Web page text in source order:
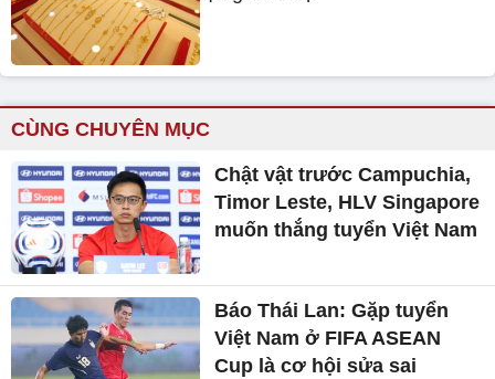
CÙNG CHUYÊN MỤC
Chật vật trước Campuchia,
Timor Leste, HLV Singapore
muốn thắng tuyển Việt Nam
Báo Thái Lan: Gặp tuyển
Việt Nam ở FIFA ASEAN
Cup là cơ hội sửa sai